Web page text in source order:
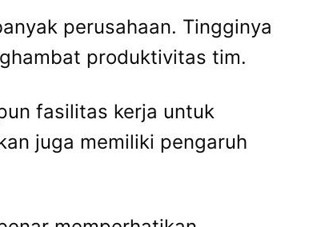
perusahaan. Tingginya
produktivitas tim.
fasilitas kerja untuk
juga memiliki pengaruh